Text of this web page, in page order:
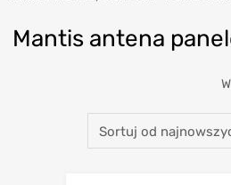
Mantis antena